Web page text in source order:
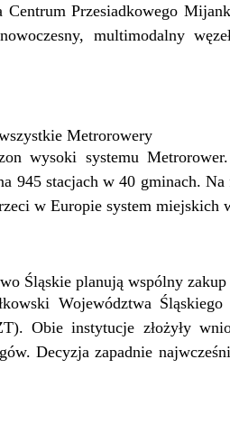
Przesiadkowego
multimodalny
Metrorowery
wysoki systemu
945 stacjach w 40 gminach.
w Europie system
Śląskie planują wspólny zakup
Województwa
Obie instytucje złożyły
Decyzja zapadnie